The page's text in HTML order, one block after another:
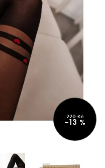
220 Kč
–13 %